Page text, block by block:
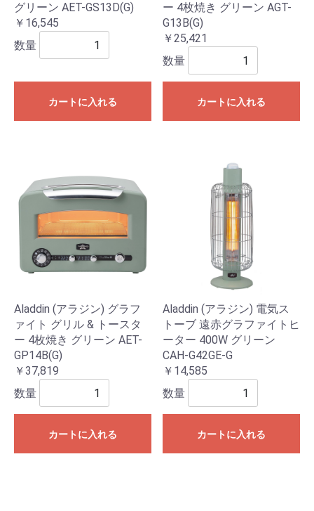
グリーン AET-GS13D(G)
￥16,545
数量
カートに入れる
ー 4枚焼き グリーン AGT-
G13B(G)
￥25,421
数量
カートに入れる
Aladdin (アラジン) グラフ
ァイト グリル & トースタ
ー 4枚焼き グリーン AET-
GP14B(G)
￥37,819
数量
カートに入れる
Aladdin (アラジン) 電気ス
トーブ 遠赤グラファイトヒ
ーター 400W グリーン
CAH-G42GE-G
￥14,585
数量
カートに入れる